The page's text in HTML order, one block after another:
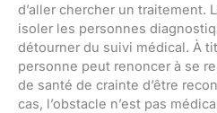
d’aller chercher un traitement.
isoler les personnes
détourner du suivi médical. À
personne peut renoncer à se
de santé de crainte d’être
cas, l’obstacle n’est pas